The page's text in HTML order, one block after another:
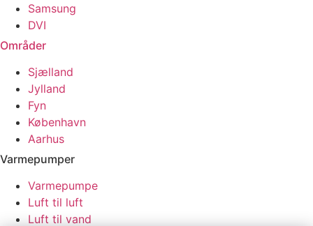
Samsung
DVI
Områder
Sjælland
Jylland
Fyn
København
Aarhus
Varmepumper
Varmepumpe
Luft til luft
Luft til vand